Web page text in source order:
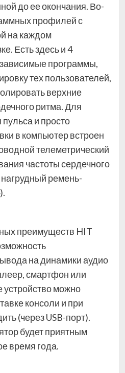
до ее окончания. Во-
профилей с
на каждом
Есть здесь и 4
программы,
тех пользователей,
верхние
ритма. Для
и просто
в компьютер встроен
телеметрический
частоты сердечного
ремень-
преимуществ HIT
на динамики аудио
смартфон или
можно
консоли и при
(через USB-порт).
будет приятным
время года.